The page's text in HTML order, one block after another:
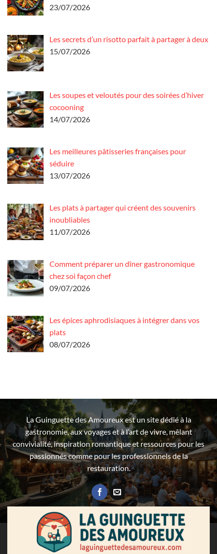
23/07/2026
Les secrets d’un risotto parfait à partager à deux
15/07/2026
Les soupes et veloutés pour des soirées d’hiver
cocooning
14/07/2026
Les meilleures pâtisseries françaises pour
séduire
13/07/2026
Les plats à partager qui créent des souvenirs
inoubliables
11/07/2026
Comment préparer un dîner gastronomique
chez soi façon chef
09/07/2026
Les épices aphrodisiaques à intégrer dans vos
plats
08/07/2026
La Guinguette des Amoureux est un site dédié à la
gastronomie, aux voyages et à l’art de vivre, mêlant
convivialité, inspiration romantique et ressources pour les
passionnés comme pour les professionnels de la
restauration.